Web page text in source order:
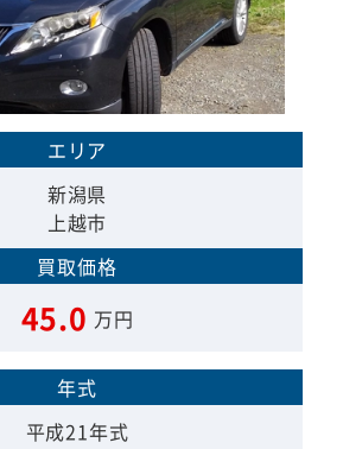
エリア
新潟県
上越市
買取価格
45.0 万円
年式
平成21年式